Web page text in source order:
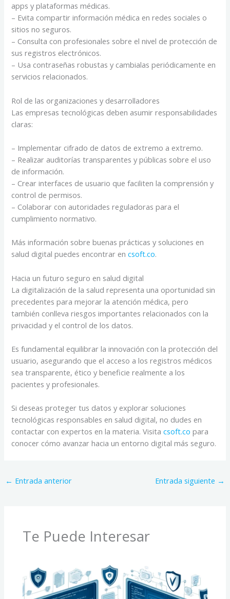
apps y plataformas médicas.
– Evita compartir información médica en redes sociales o
sitios no seguros.
– Consulta con profesionales sobre el nivel de protección de
sus registros electrónicos.
– Usa contraseñas robustas y cambialas periódicamente en
servicios relacionados.
Rol de las organizaciones y desarrolladores
Las empresas tecnológicas deben asumir responsabilidades
claras:
– Implementar cifrado de datos de extremo a extremo.
– Realizar auditorías transparentes y públicas sobre el uso
de información.
– Crear interfaces de usuario que faciliten la comprensión y
control de permisos.
– Colaborar con autoridades reguladoras para el
cumplimiento normativo.
Más información sobre buenas prácticas y soluciones en
salud digital puedes encontrar encsoft.co.
Hacia un futuro seguro en salud digital
La digitalización de la salud representa una oportunidad sin
precedentes para mejorar la atención médica, pero
también conlleva riesgos importantes relacionados con la
privacidad y el control de los datos.
Es fundamental equilibrar la innovación con la protección del
usuario, asegurando que el acceso a los registros médicos
sea transparente, ético y beneficie realmente a los
pacientes y profesionales.
Si deseas proteger tus datos y explorar soluciones
tecnológicas responsables en salud digital, no dudes en
contactar con expertos en la materia. Visitacsoft.co para
conocer cómo avanzar hacia un entorno digital más seguro.
← Entrada anterior Entrada siguiente →
Te Puede Interesar